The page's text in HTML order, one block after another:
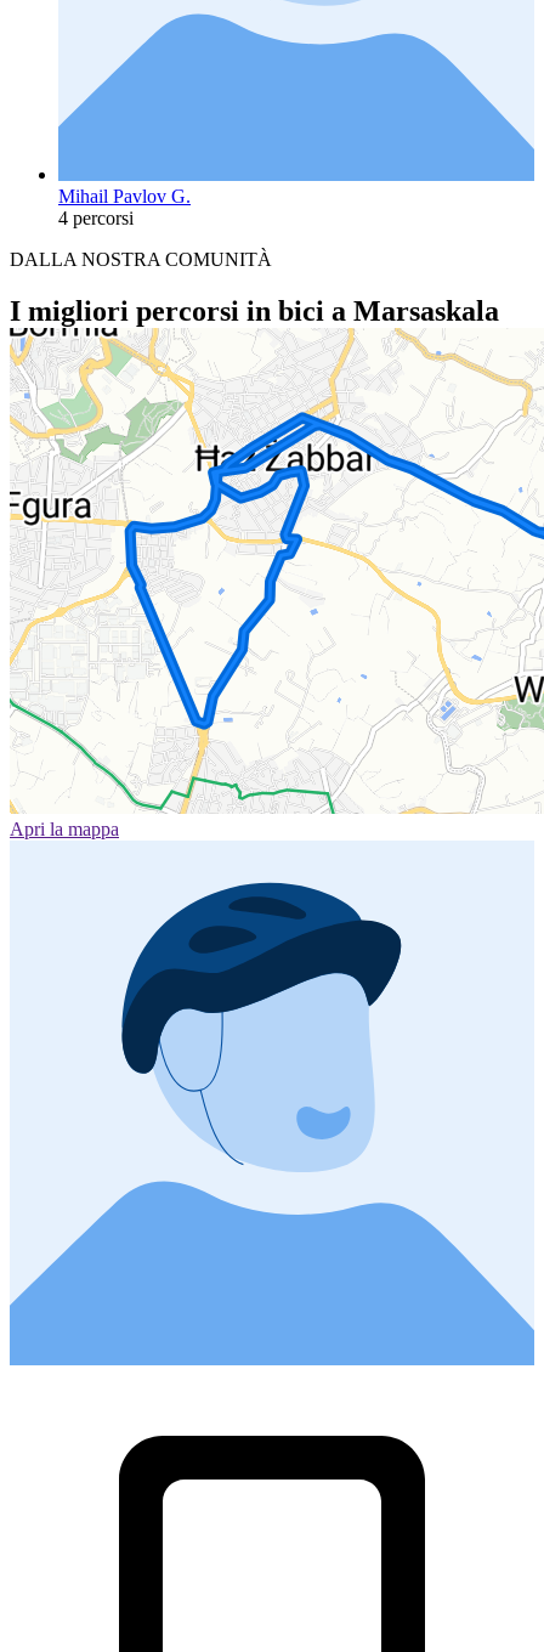
Mihail Pavlov G.
4 percorsi
DALLA NOSTRA COMUNITÀ
I migliori percorsi in bici a Marsaskala
Apri la mappa